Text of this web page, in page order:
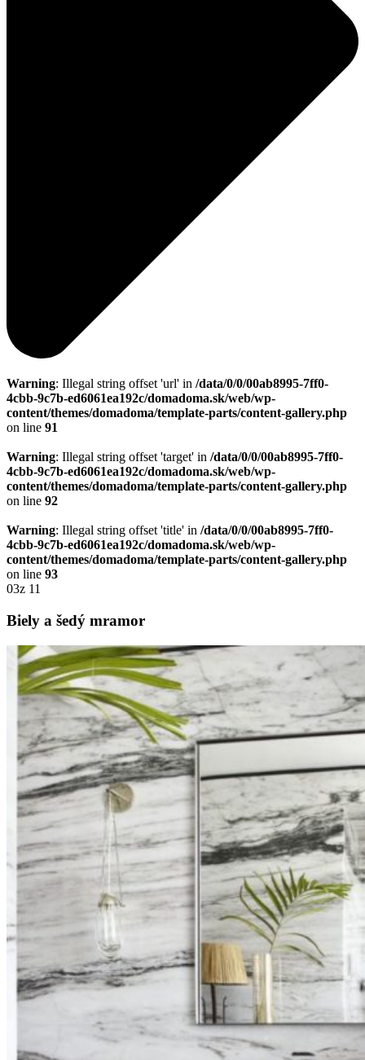
Warning: Illegal string offset 'url' in /data/0/0/00ab8995-7ff0-
4cbb-9c7b-ed6061ea192c/domadoma.sk/web/wp-
content/themes/domadoma/template-parts/content-gallery.php
on line 91
Warning: Illegal string offset 'target' in /data/0/0/00ab8995-7ff0-
4cbb-9c7b-ed6061ea192c/domadoma.sk/web/wp-
content/themes/domadoma/template-parts/content-gallery.php
on line 92
Warning: Illegal string offset 'title' in /data/0/0/00ab8995-7ff0-
4cbb-9c7b-ed6061ea192c/domadoma.sk/web/wp-
content/themes/domadoma/template-parts/content-gallery.php
on line 93
03z 11
Biely a šedý mramor